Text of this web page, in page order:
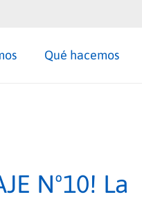
Qué hacemos
Nº10! La